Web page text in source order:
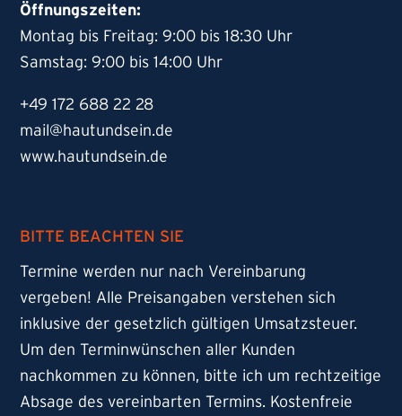
Öffnungszeiten:
Montag bis Freitag: 9:00 bis 18:30 Uhr
Samstag: 9:00 bis 14:00 Uhr
+49 172 688 22 28
mail@hautundsein.de
www.hautundsein.de
BITTE BEACHTEN SIE
Termine werden nur nach Vereinbarung
vergeben! Alle Preisangaben verstehen sich
inklusive der gesetzlich gültigen Umsatzsteuer.
Um den Terminwünschen aller Kunden
nachkommen zu können, bitte ich um rechtzeitige
Absage des vereinbarten Termins. Kostenfreie